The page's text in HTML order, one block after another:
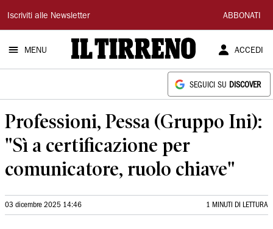
Il
Tirreno
Iscriviti alle Newsletter ABBONATI
MENU ACCEDI
SEGUICI SU DISCOVER
Professioni, Pessa (Gruppo Ini):
"Sì a certificazione per
comunicatore, ruolo chiave"
03 dicembre 2025 14:46 1 MINUTI DI LETTURA